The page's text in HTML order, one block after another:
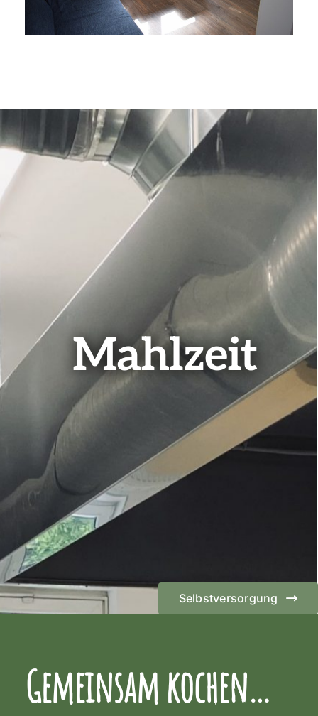
Mahlzeit
Selbstversorgung
Gemeinsam kochen…